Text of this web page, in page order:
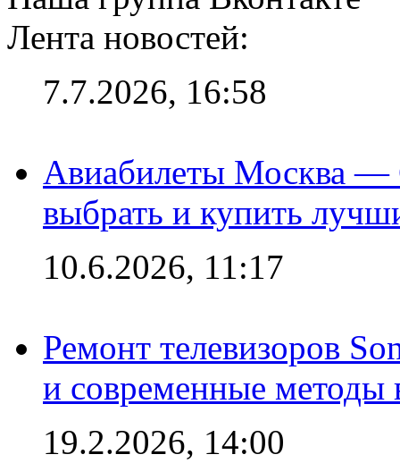
Лента новостей:
7.7.2026, 16:58
Авиабилеты Москва —
выбрать и купить
10.6.2026, 11:17
Ремонт телевизоров
и современные методы
19.2.2026, 14:00